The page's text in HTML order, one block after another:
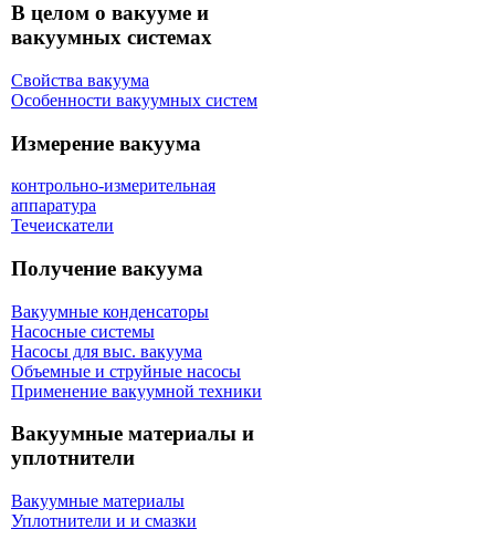
В целом о вакууме и
вакуумных системах
Свойства вакуума
Особенности вакуумных систем
Измерение вакуума
контрольно-измерительная
аппаратура
Течеискатели
Получение вакуума
Вакуумные конденсаторы
Насосные системы
Насосы для выс. вакуума
Объемные и струйные насосы
Применение вакуумной техники
Вакуумные материалы и
уплотнители
Вакуумные материалы
Уплотнители и и смазки